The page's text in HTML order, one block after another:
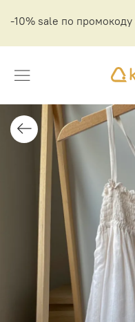
-10% sale по